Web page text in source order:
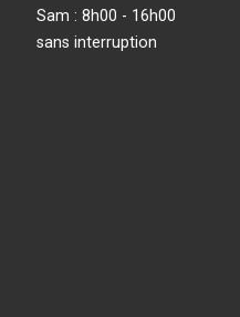
Sam : 8h00 - 16h00
sans interruption